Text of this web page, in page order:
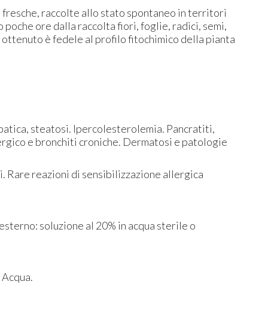
raccolte allo stato spontaneo in territori
ore dalla raccolta fiori, foglie, radici, semi,
è fedele al profilo fitochimico della pianta
steatosi. Ipercolesterolemia. Pancratiti,
e bronchiti croniche. Dermatosi e patologie
reazioni di sensibilizzazione allergica
soluzione al 20% in acqua sterile o